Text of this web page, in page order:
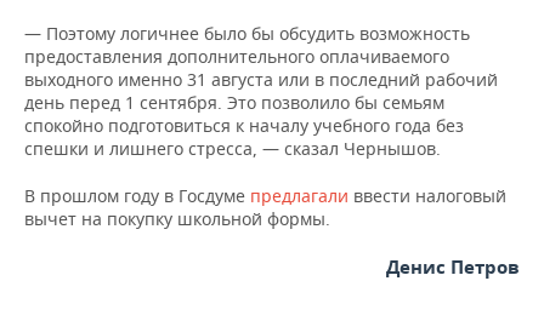
ФИГУРНОЕ КАТАНИЕ
ВОДНЫЕ ВИДЫ СПОРТА
МЕДИЦИНА
ОБРАЗОВАНИЕ
— Поэтому логичнее было бы обсудить возможность
предоставления дополнительного оплачиваемого
выходного именно 31 августа или в последний рабочий
день перед 1 сентября. Это позволило бы семьям
спокойно подготовиться к началу учебного года без
спешки и лишнего стресса, — сказал Чернышов.
В прошлом году в Госдуме предлагали ввести налоговый
вычет на покупку школьной формы.
Денис Петров